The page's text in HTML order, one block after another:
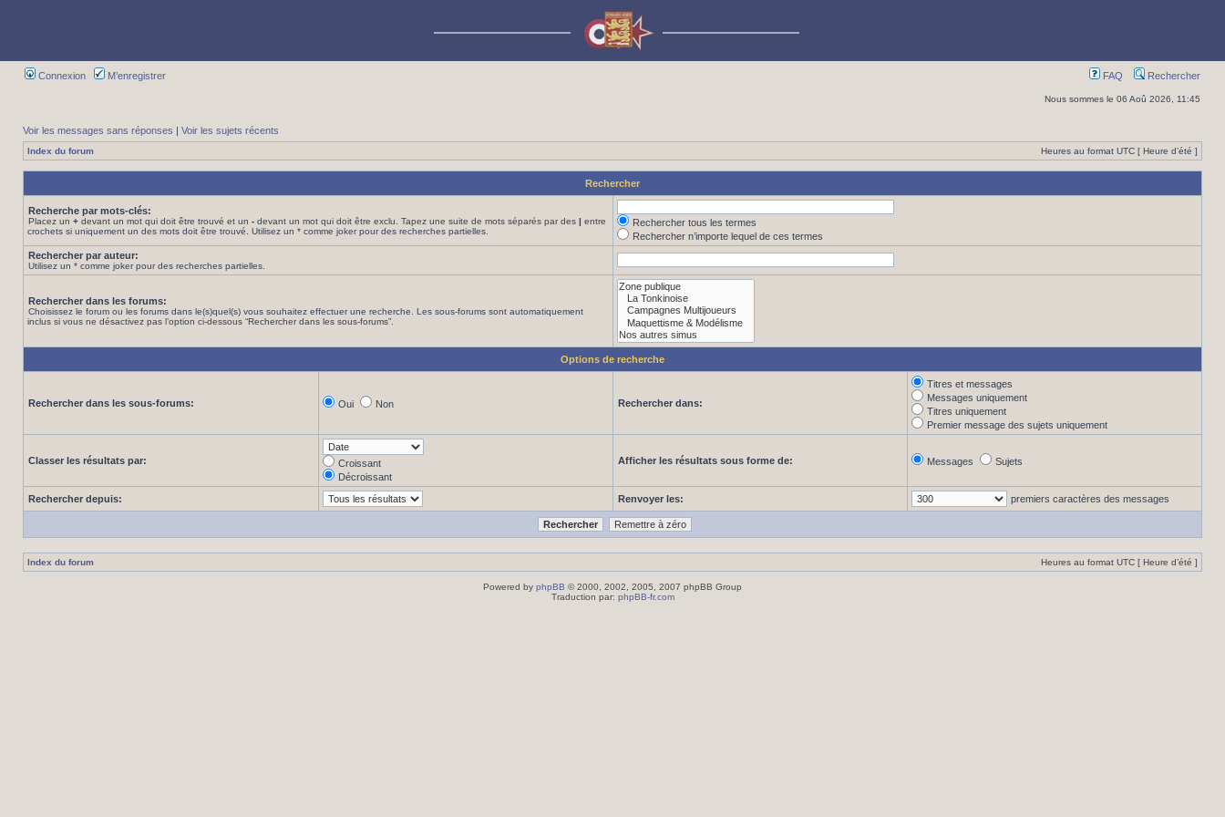
Connexion M’enregistrer FAQ Rechercher
Nous sommes le 06 Aoû 2026, 11:45
Voir les messages sans réponses | Voir les sujets récents
Index du forum Heures au format UTC [ Heure d’été ]
Rechercher
Recherche par mots-clés:
Placez un + devant un mot qui doit être trouvé et un - devant un mot qui doit être exclu. Tapez une suite de mots séparés par des | entre
crochets si uniquement un des mots doit être trouvé. Utilisez un * comme joker pour des recherches partielles.
Rechercher tous les termes
Rechercher n’importe lequel de ces termes
Rechercher par auteur:
Utilisez un * comme joker pour des recherches partielles.
Rechercher dans les forums:
Choisissez le forum ou les forums dans le(s)quel(s) vous souhaitez effectuer une recherche. Les sous-forums sont automatiquement
inclus si vous ne désactivez pas l’option ci-dessous “Rechercher dans les sous-forums”.
Options de recherche
Rechercher dans les sous-forums: Oui Non Rechercher dans:
Titres et messages
Messages uniquement
Titres uniquement
Premier message des sujets uniquement
Classer les résultats par:
Croissant
Décroissant
Afficher les résultats sous forme de: Messages Sujets
Rechercher depuis: Renvoyer les: premiers caractères des messages
Index du forum Heures au format UTC [ Heure d’été ]
Powered by phpBB © 2000, 2002, 2005, 2007 phpBB Group
Traduction par: phpBB-fr.com